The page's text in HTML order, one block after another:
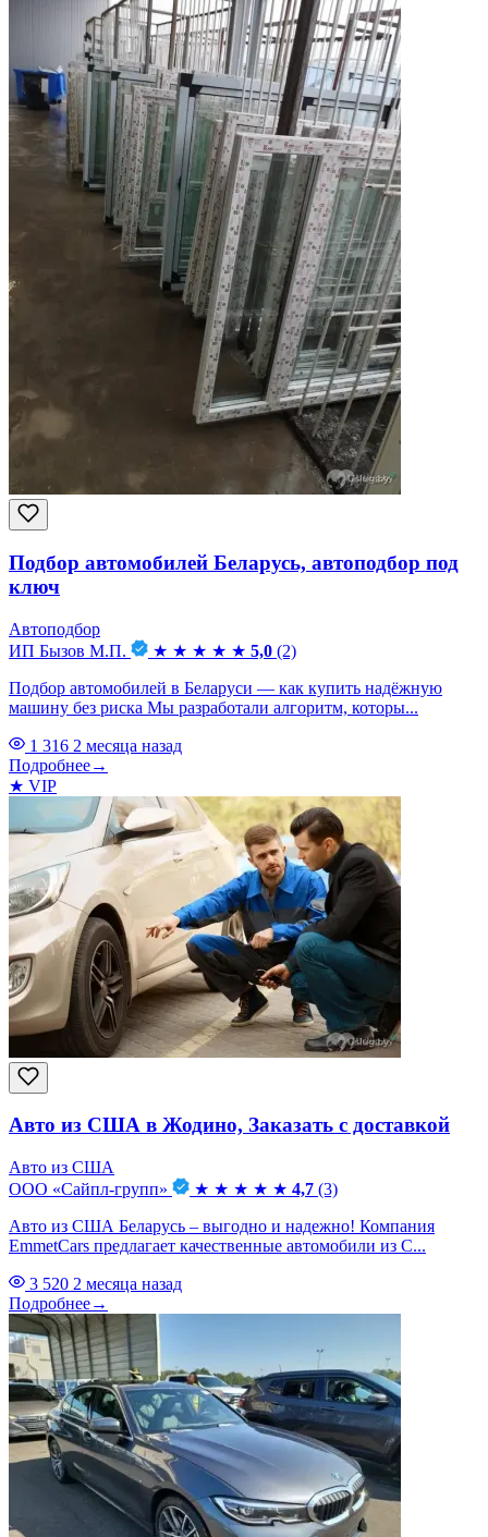
Подбор автомобилей Беларусь, автоподбор под
ключ
Автоподбор
ИП Бызов М.П.
★ ★ ★ ★ ★ 5,0 (2)
Подбор автомобилей в Беларуси — как купить надёжную
машину без риска Мы разработали алгоритм, которы...
1 316 2 месяца назад
Подробнее→
★ VIP
Авто из США в Жодино, Заказать с доставкой
Авто из США
ООО «Сайпл-групп»
★ ★ ★ ★ ★ 4,7 (3)
Авто из США Беларусь – выгодно и надежно! Компания
EmmetCars предлагает качественные автомобили из С...
3 520 2 месяца назад
Подробнее→